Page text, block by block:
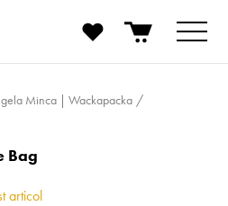
Minca | Wackapacka
Bag
articol